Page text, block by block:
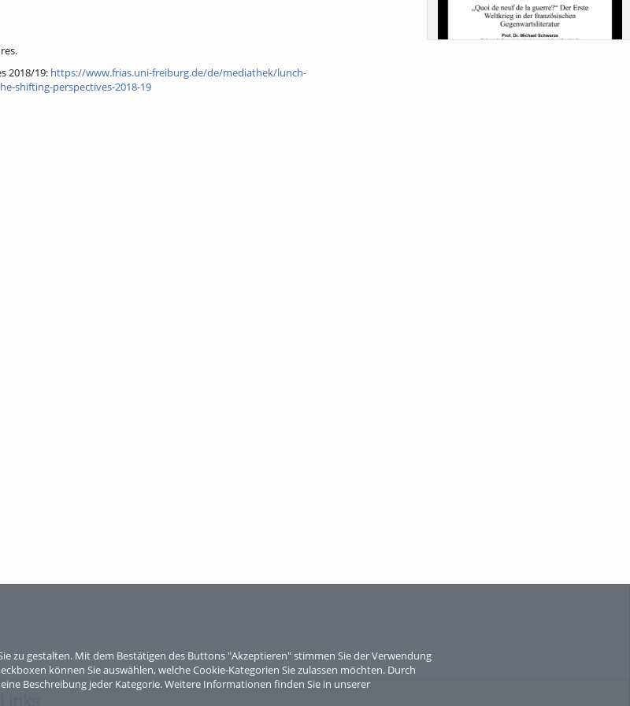
zu gestalten. Mit dem Bestätigen des Buttons "Akzeptieren" stimmen Sie der Verwendung
können Sie auswählen, welche Cookie-Kategorien Sie zulassen möchten. Durch
Beschreibung jeder Kategorie. Weitere Informationen finden Sie in unserer
2018/19: https://www.frias.uni-freiburg.de/de/mediathek/lunch-
shifting-perspectives-2018-19